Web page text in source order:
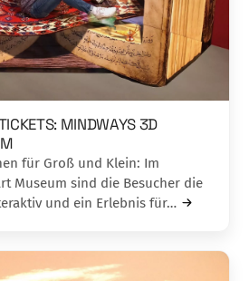
MINDWAYS 3D
für Groß und Klein: Im
Museum sind die Besucher die
und ein Erlebnis für…